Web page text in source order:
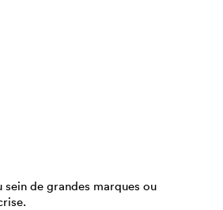
sein de grandes marques ou